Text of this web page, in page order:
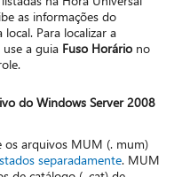
as informações do
Para localizar a
a guia Fuso Horário no
do Windows Server 2008
os arquivos MUM (. mum)
separadamente. MUM